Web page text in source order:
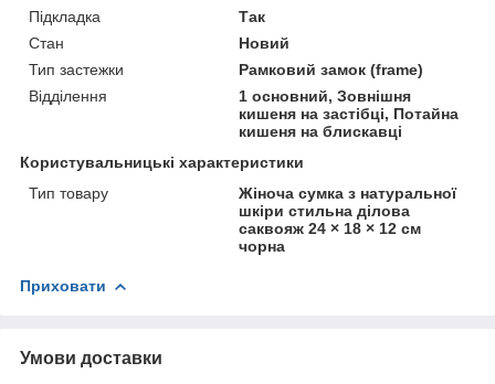
Підкладка
Так
Стан
Новий
Тип застежки
Рамковий замок (frame)
Відділення
1 основний, Зовнішня
кишеня на застібці, Потайна
кишеня на блискавці
Користувальницькі характеристики
Тип товару
Жіноча сумка з натуральної
шкіри стильна ділова
саквояж 24 × 18 × 12 см
чорна
Приховати
Умови доставки